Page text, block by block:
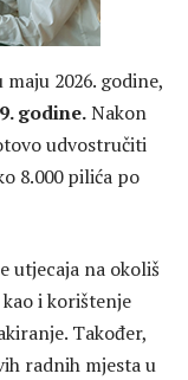
2026. godine,
godine.Nakon
udvostručiti
8.000 pilića po
utjecaja na okoliš
i korištenje
Također,
radnih mjesta u